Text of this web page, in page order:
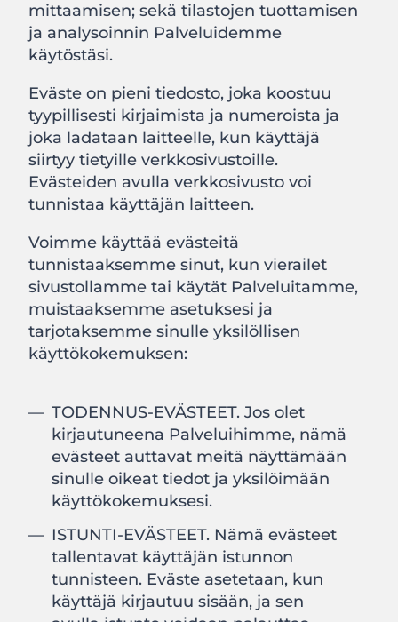
mittaamisen; sekä tilastojen tuottamisen
ja analysoinnin Palveluidemme
käytöstäsi.
Eväste on pieni tiedosto, joka koostuu
tyypillisesti kirjaimista ja numeroista ja
joka ladataan laitteelle, kun käyttäjä
siirtyy tietyille verkkosivustoille.
Evästeiden avulla verkkosivusto voi
tunnistaa käyttäjän laitteen.
Voimme käyttää evästeitä
tunnistaaksemme sinut, kun vierailet
sivustollamme tai käytät Palveluitamme,
muistaaksemme asetuksesi ja
tarjotaksemme sinulle yksilöllisen
käyttökokemuksen:
TODENNUS-EVÄSTEET. Jos olet
kirjautuneena Palveluihimme, nämä
evästeet auttavat meitä näyttämään
sinulle oikeat tiedot ja yksilöimään
käyttökokemuksesi.
ISTUNTI-EVÄSTEET. Nämä evästeet
tallentavat käyttäjän istunnon
tunnisteen. Eväste asetetaan, kun
käyttäjä kirjautuu sisään, ja sen